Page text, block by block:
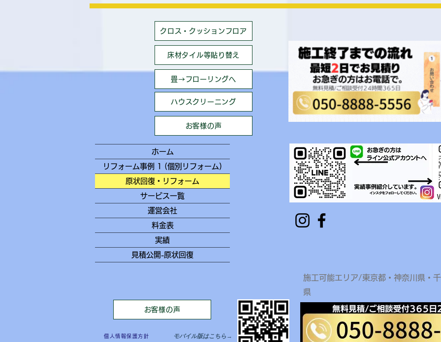
クロス・クッションフロア
床材タイル等貼り替え
畳→フローリングへ
ハウスクリーニング
お客様の声
ホーム
リフォーム事例 1 (個別リフォーム)
原状回復・リフォーム
サービス一覧
運営会社
料金表
実績
見積公開-原状回復
施工可能エリア/東京都・神奈川県・
県
お客様の声
個人情報保護方針 モバイル版はこちら→